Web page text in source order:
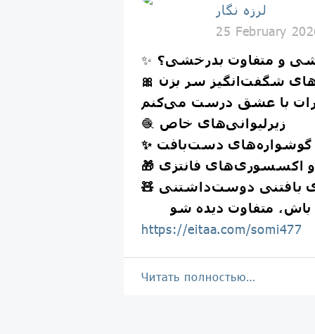
لرزه نگار
25 February
✨ و متفاوت بدرخشی؟
با عشق درست می‌کنم
🧶 زیرلیوانی‌های خاص
✨ گوشواره‌های دست‌بافت
و اکسسوری‌های فانتزی
بافتنی دوست‌داشتنی
https://eitaa.com/somi477
Читать полностью…